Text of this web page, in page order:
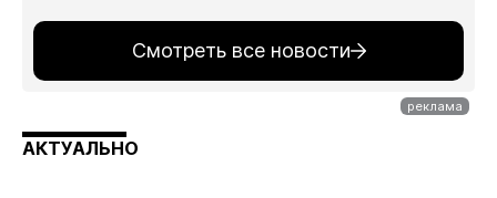
Смотреть все новости
АКТУАЛЬНО